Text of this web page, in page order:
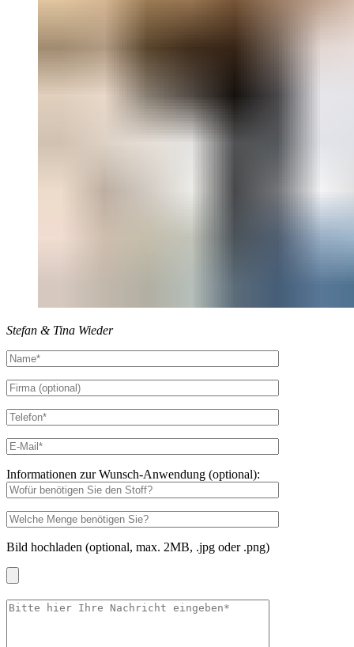
Stefan & Tina Wieder
Informationen zur Wunsch-Anwendung (optional):
Bild hochladen (optional, max. 2MB, .jpg oder .png)